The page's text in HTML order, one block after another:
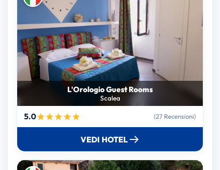
L'Orologio Guest Rooms
Scalea
5.0 (27 Recensioni)
VEDI HOTEL